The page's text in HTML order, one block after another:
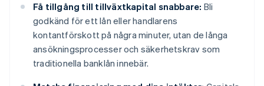
Få tillgång till tillväxtkapital snabbare: Bli
godkänd för ett lån eller handlarens
kontantförskott på några minuter, utan de långa
ansökningsprocesser och säkerhetskrav som
traditionella banklån innebär.